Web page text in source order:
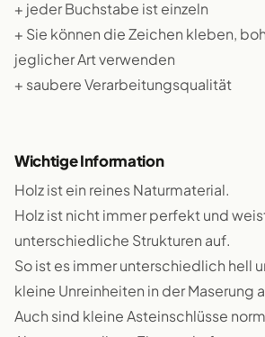
+ jeder Buchstabe ist einzeln
+ Sie können die Zeichen kleben,
jeglicher Art verwenden
+ saubere Verarbeitungsqualität
Wichtige Information
Holz ist ein reines Naturmaterial.
Holz ist nicht immer perfekt und
unterschiedliche Strukturen auf.
So ist es immer unterschiedlich hell
kleine Unreinheiten in der Maserung
Auch sind kleine Asteinschlüsse